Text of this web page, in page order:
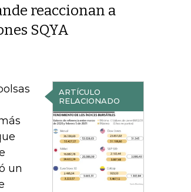
reaccionan a
SQYA
ARTÍCULO
RELACIONADO
un